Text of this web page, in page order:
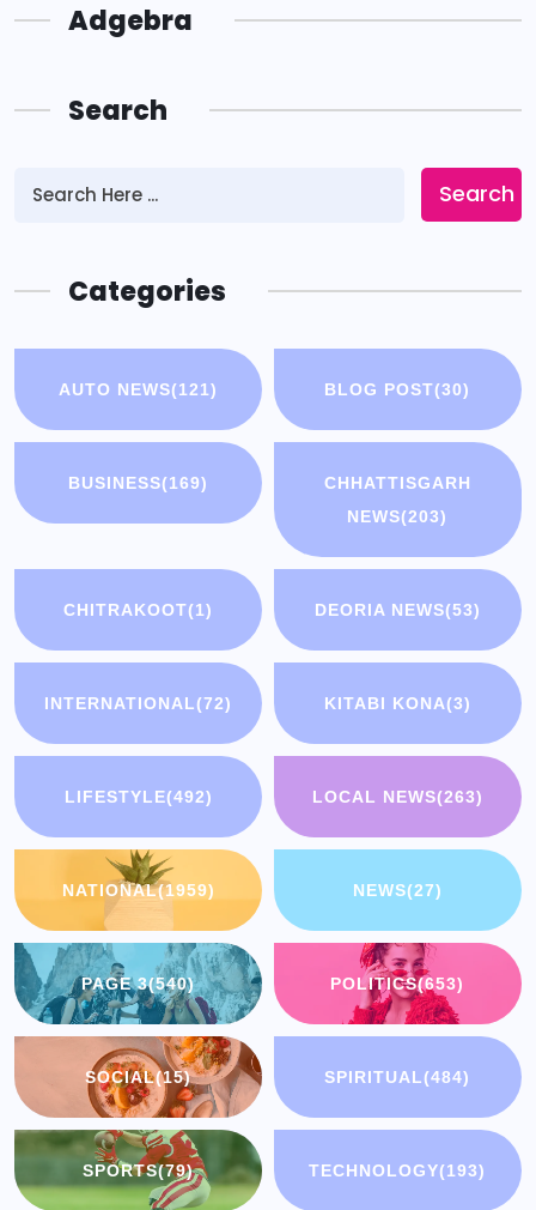
Adgebra
Search
Search
Categories
AUTO NEWS(121) BLOG POST(30)
BUSINESS(169)
CHHATTISGARH
NEWS(203)
CHITRAKOOT(1) DEORIA NEWS(53)
INTERNATIONAL(72) KITABI KONA(3)
LIFESTYLE(492) LOCAL NEWS(263)
NATIONAL(1959) NEWS(27)
PAGE 3(540) POLITICS(653)
SOCIAL(15) SPIRITUAL(484)
SPORTS(79) TECHNOLOGY(193)